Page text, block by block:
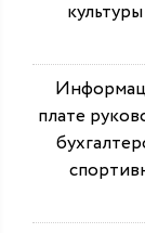
плате